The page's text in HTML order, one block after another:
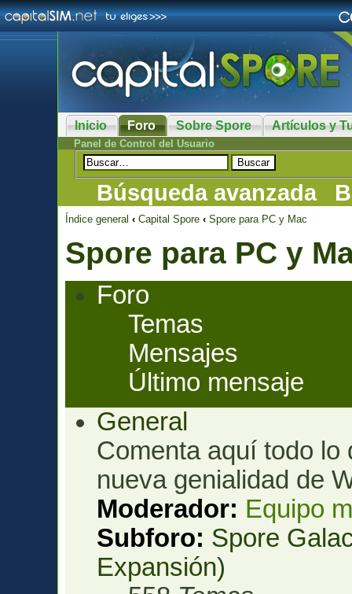
Inicio Foro Sobre Spore Artículos y
Panel de Control del Usuario
Búsqueda avanzada
Índice general ‹ Capital Spore ‹ Spore para PC y Mac
Spore para PC y
Foro
Temas
Mensajes
Último mensaje
General
Comenta aquí todo lo
nueva genialidad de
Moderador: Equipo
Subforo: Spore
Expansión)